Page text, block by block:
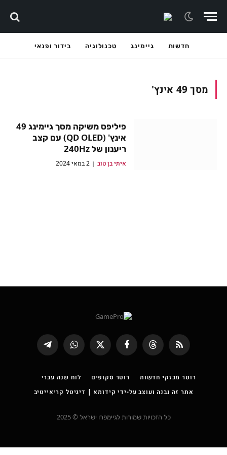
חדשות גיימינג טכנולוגיה בידור ופנאי
מסך 49 אינץ'
פיליפס משיקה מסך גיימינג 49
אינץ' (QD OLED) עם קצב
ריענון של 240Hz
איתי בן טוב 2 במאי 2024
RSS
Threads פייסבוק
X
(טוויטר)
WhatsApp
Telegram
רוטר מבזקי חדשות רוטר סקופים
לוח שנה עברי
אתר זה נבנה ועוצב על-ידי קידומא | דיגיטל קריאייטיב
כל הזכויות שמורות לגיימפרו ישראל © 2025